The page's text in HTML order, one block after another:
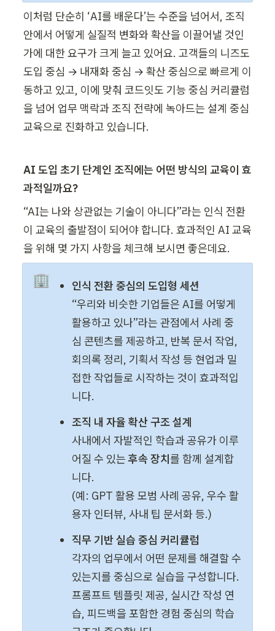
이처럼 단순히 ‘AI를 배운다’는 수준을 넘어서, 조직
안에서 어떻게 실질적 변화와 확산을 이끌어낼 것인
가에 대한 요구가 크게 늘고 있어요. 고객들의 니즈도
도입 중심 → 내재화 중심 → 확산 중심으로 빠르게 이
동하고 있고, 이에 맞춰 코드잇도 기능 중심 커리큘럼
을 넘어 업무 맥락과 조직 전략에 녹아드는 설계 중심
교육으로 진화하고 있습니다.
AI 도입 초기 단계인 조직에는 어떤 방식의 교육이 효
과적일까요?
“AI는 나와 상관없는 기술이 아니다”라는 인식 전환
이 교육의 출발점이 되어야 합니다. 효과적인 AI 교육
을 위해 몇 가지 사항을 체크해 보시면 좋은데요.
🏢
인식 전환 중심의 도입형 세션
“우리와 비슷한 기업들은 AI를 어떻게
활용하고 있나”라는 관점에서 사례 중
심 콘텐츠를 제공하고, 반복 문서 작업,
회의록 정리, 기획서 작성 등 현업과 밀
접한 작업들로 시작하는 것이 효과적입
니다.
사내에서 자발적인 학습과 공유가 이루
어질 수 있는 후속 장치를 함께 설계합
니다.
(예: GPT 활용 모범 사례 공유, 우수 활
용자 인터뷰, 사내 팁 문서화 등.)
각자의 업무에서 어떤 문제를 해결할 수
있는지를 중심으로 실습을 구성합니다.
프롬프트 템플릿 제공, 실시간 작성 연
습, 피드백을 포함한 경험 중심의 학습